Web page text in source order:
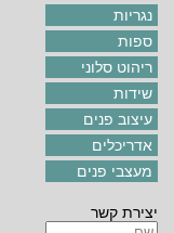
נגריות
ספות
ריהוט סלוני
שידות
עיצוב פנים
אדריכלים
מעצבי פנים
יצירת קשר